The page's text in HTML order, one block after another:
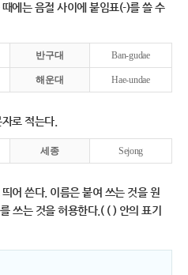
에는 음절 사이에 붙임표(-)를 쓸 수
반구대 Ban-gudae
해운대 Hae-undae
로 적는다.
세종 Sejong
어 쓴다. 이름은 붙여 쓰는 것을 원
쓰는 것을 허용한다.( ( ) 안의 표기